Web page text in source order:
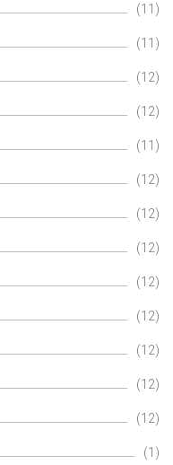
(11)
(11)
(12)
(12)
(11)
(12)
(12)
(12)
(12)
(12)
(12)
(12)
(12)
(1)